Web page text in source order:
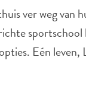
ver weg van
Eén leven,